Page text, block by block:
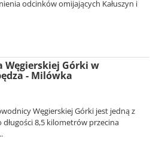
odcinków omijających Kałuszyn i
Węgierskiej Górki w
- Milówka
Węgierskiej Górki jest jedną z
8,5 kilometrów przecina